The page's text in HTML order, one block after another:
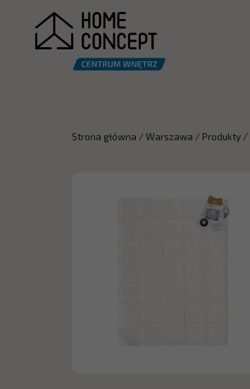
Strona główna /Warszawa /Produkty /